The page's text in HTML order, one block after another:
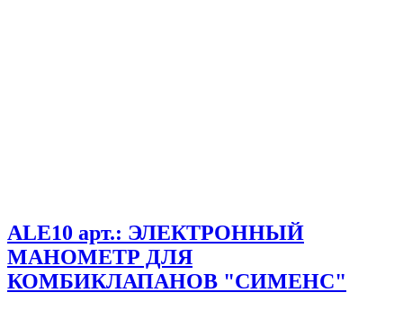
ALE10 арт.: ЭЛЕКТРОННЫЙ
МАНОМЕТР ДЛЯ
КОМБИКЛАПАНОВ "СИМЕНС"